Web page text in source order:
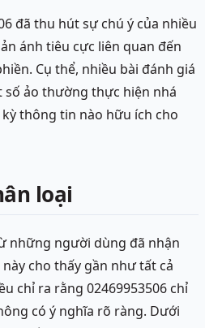
đã thu hút sự chú ý của nhiều
ánh tiêu cực liên quan đến
Cụ thể, nhiều bài đánh giá
số ảo thường thực hiện nhá
thông tin nào hữu ích cho
loại
những người dùng đã nhận
cho thấy gần như tất cả
chỉ ra rằng 02469953506 chỉ
có ý nghĩa rõ ràng. Dưới